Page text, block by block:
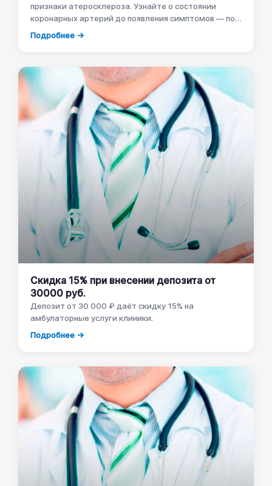
признаки атеросклероза. Узнайте о состоянии
коронарных артерий до появления симптомов — по
тому же снимку, на который вы уже записаны.
Подробнее →
Скидка 15% при внесении депозита от
30000 руб.
Депозит от 30 000 ₽ даёт скидку 15% на
амбулаторные услуги клиники.
Подробнее →